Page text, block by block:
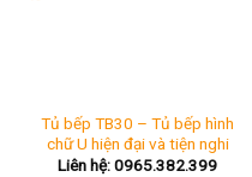
Tủ bếp TB30 – Tủ bếp hình
chữ U hiện đại và tiện nghi
Liên hệ: 0965.382.399